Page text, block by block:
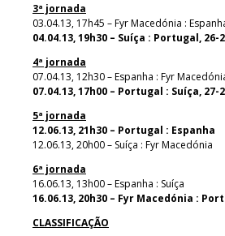
3ª jornada
03.04.13, 17h45 – Fyr Macedónia :
04.04.13, 19h30 – Suíça : Portugal, 26-
4ª jornada
07.04.13, 12h30 – Espanha : Fyr
07.04.13, 17h00 – Portugal : Suíça, 27-
5ª jornada
12.06.13, 21h30 – Portugal : Espanha
12.06.13, 20h00 – Suíça : Fyr Macedónia
6ª jornada
16.06.13, 13h00 – Espanha : Suíça
16.06.13, 20h30 – Fyr Macedónia :
CLASSIFICAÇÃO